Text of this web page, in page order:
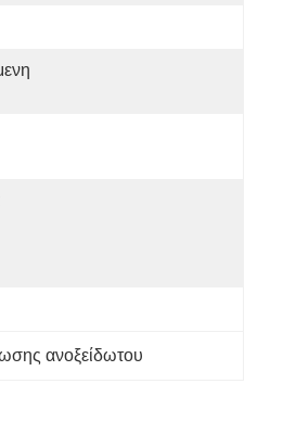
ανοξείδωτου